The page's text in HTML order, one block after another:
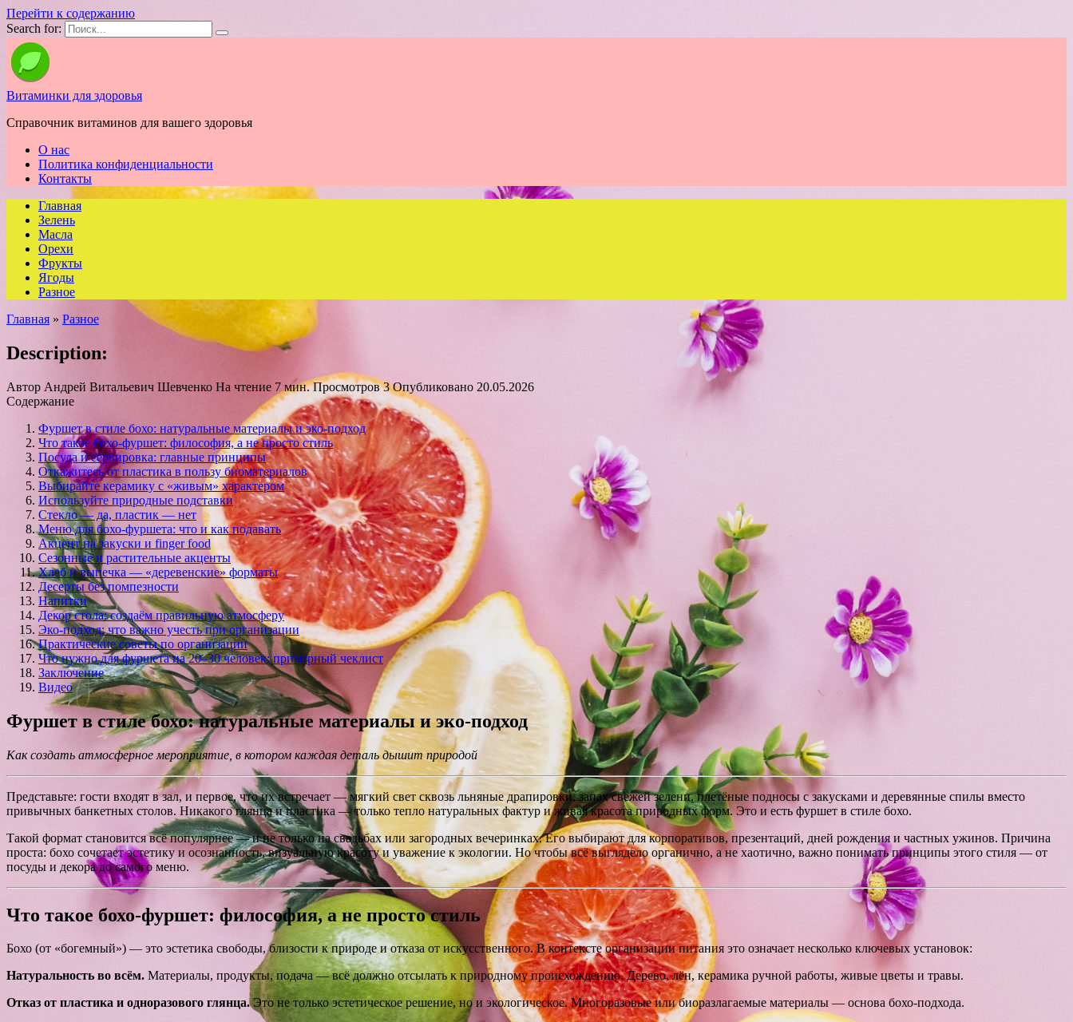
Перейти к содержанию
Search for:
Витаминки для здоровья
Справочник витаминов для вашего здоровья
О нас
Политика конфиденциальности
Контакты
Главная
Зелень
Масла
Орехи
Фрукты
Ягоды
Разное
Главная » Разное
Description:
Автор Андрей Витальевич Шевченко На чтение 7 мин. Просмотров 3 Опубликовано 20.05.2026
Содержание
Фуршет в стиле бохо: натуральные материалы и эко-подход
Что такое бохо-фуршет: философия, а не просто стиль
Посуда и сервировка: главные принципы
Откажитесь от пластика в пользу биоматериалов
Выбирайте керамику с «живым» характером
Используйте природные подставки
Стекло — да, пластик — нет
Меню для бохо-фуршета: что и как подавать
Акцент на закуски и finger food
Сезонные и растительные акценты
Хлеб и выпечка — «деревенские» форматы
Десерты без помпезности
Напитки
Декор стола: создаём правильную атмосферу
Эко-подход: что важно учесть при организации
Практические советы по организации
Что нужно для фуршета на 20–30 человек: примерный чеклист
Заключение
Видео
Фуршет в стиле бохо: натуральные материалы и эко-подход
Как создать атмосферное мероприятие, в котором каждая деталь дышит природой
Представьте: гости входят в зал, и первое, что их встречает — мягкий свет сквозь льняные драпировки, запах свежей зелени, плетёные подносы с закусками и деревянные спилы вместо
привычных банкетных столов. Никакого глянца и пластика — только тепло натуральных фактур и живая красота природных форм. Это и есть фуршет в стиле бохо.
Такой формат становится всё популярнее — и не только на свадьбах или загородных вечеринках. Его выбирают для корпоративов, презентаций, дней рождения и частных ужинов. Причина
проста: бохо сочетает эстетику и осознанность, визуальную красоту и уважение к экологии. Но чтобы всё выглядело органично, а не хаотично, важно понимать принципы этого стиля — от
посуды и декора до самого меню.
Что такое бохо-фуршет: философия, а не просто стиль
Бохо (от «богемный») — это эстетика свободы, близости к природе и отказа от искусственного. В контексте организации питания это означает несколько ключевых установок:
Натуральность во всём. Материалы, продукты, подача — всё должно отсылать к природному происхождению. Дерево, лён, керамика ручной работы, живые цветы и травы.
Отказ от пластика и одноразового глянца.Это не только эстетическое решение, но и экологическое. Многоразовые или биоразлагаемые материалы — основа бохо-подхода.